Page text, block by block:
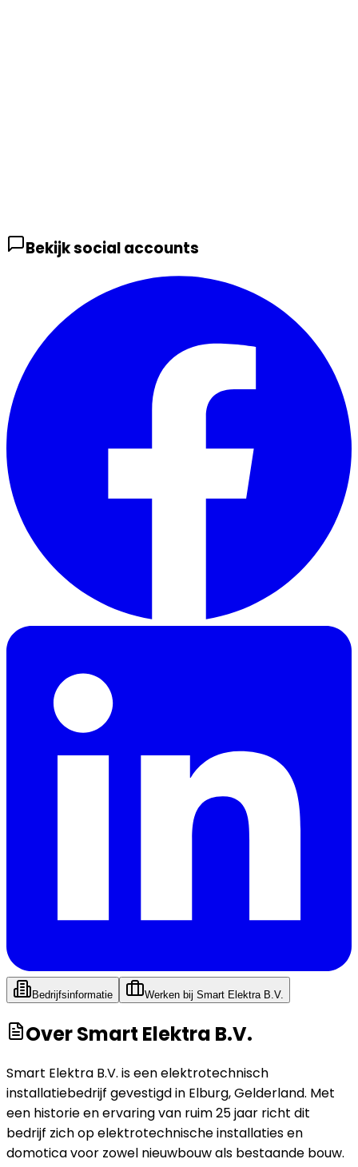
Bekijk social accounts
Bedrijfsinformatie Werken bij Smart Elektra B.V.
OverSmart Elektra B.V.
Smart Elektra B.V. is een elektrotechnisch
installatiebedrijf gevestigd in Elburg, Gelderland. Met
een historie en ervaring van ruim 25 jaar richt dit
bedrijf zich op elektrotechnische installaties en
domotica voor zowel nieuwbouw als bestaande bouw.